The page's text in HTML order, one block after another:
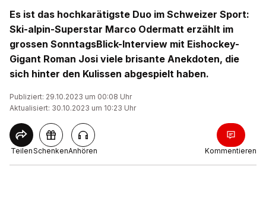
Es ist das hochkarätigste Duo im Schweizer Sport:
Ski-alpin-Superstar Marco Odermatt erzählt im
grossen SonntagsBlick-Interview mit Eishockey-
Gigant Roman Josi viele brisante Anekdoten, die
sich hinter den Kulissen abgespielt haben.
Publiziert: 29.10.2023 um 00:08 Uhr
Aktualisiert: 30.10.2023 um 10:23 Uhr
TeilenSchenkenAnhören Kommentieren